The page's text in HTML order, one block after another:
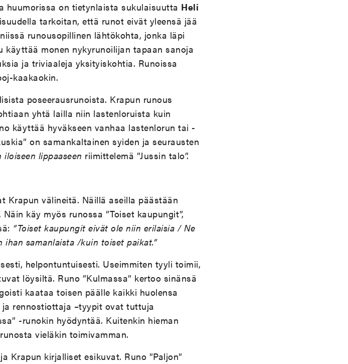
huumorissa on tietynlaista sukulaisuutta Heli
tarkoitan, että runot eivät yleensä jää
runousopillinen lähtökohta, jonka läpi
monen nykyrunoilijan tapaan sanoja
ja triviaaleja yksityiskohtia. Runoissa
kaakaokin.
poseerausrunoista. Krapun runous
yhtä lailla niin lastenloruista kuin
käyttää hyväkseen vanhaa lastenlorun tai -
on samankaltainen syiden ja seurausten
iloiseen lippaaseen riimittelemä ”Jussin talo”.
Krapun välineitä. Näillä aseilla päästään
käy myös runossa ”Toiset kaupungit”,
”Toiset kaupungit eivät ole niin erilaisia / Ne
samanlaista /kuin toiset paikat.”
helpontuntuisesti. Useimmiten tyyli toimii,
löysiltä. Runo ”Kulmassa” kertoo sinänsä
kaataa toisen päälle kaikki huolensa
rennostiottaja –tyypit ovat tuttuja
-runokin hyödyntää. Kuitenkin hieman
vieläkin toimivamman.
Krapun kirjalliset esikuvat. Runo ”Paljon”